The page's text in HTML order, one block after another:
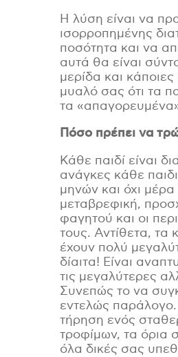
Η λύση είναι να
ισορροπημένης
ποσότητα και να
αυτά θα είναι
μερίδα και
μυαλό σας ότι τα
τα
Πόσο πρέπει να
Κάθε παιδί είναι
ανάγκες κάθε
μηνών και όχι
μεταβρεφική,
φαγητού και οι
τους. Αντίθετα, τα
έχουν πολύ
δίαιτα! Είναι
τις μεγαλύτερες
Συνεπώς το να
εντελώς παράλογο.
τήρηση ενός
τροφίμων, τα όρια
όλα δικές σας